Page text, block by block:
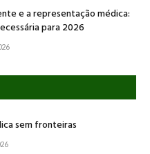
e a representação médica:
para 2026
sem fronteiras